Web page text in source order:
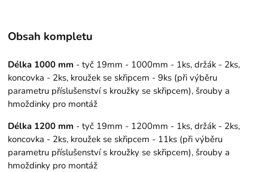
Obsah kompletu
Délka 1000 mm - tyč 19mm - 1000mm - 1ks, držák - 2ks,
koncovka - 2ks, kroužek se skřipcem - 9ks (při výběru
parametru příslušenství s kroužky se skřipcem), šrouby a
hmoždinky pro montáž
Délka 1200 mm - tyč 19mm - 1200mm - 1ks, držák - 2ks,
koncovka - 2ks, kroužek se skřipcem - 11ks (při výběru
parametru příslušenství s kroužky se skřipcem), šrouby a
hmoždinky pro montáž